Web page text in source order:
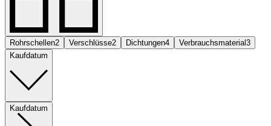
Rohrschellen2 Verschlüsse2 Dichtungen4 Verbrauchsmaterial 3
Kaufdatum
Kaufdatum